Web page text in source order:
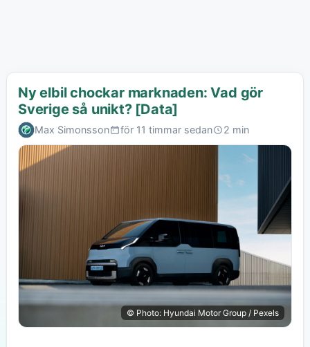
Ny elbil chockar marknaden: Vad gör
Sverige så unikt? [Data]
Max Simonsson för 11 timmar sedan 2 min
© Photo: Hyundai Motor Group / Pexels